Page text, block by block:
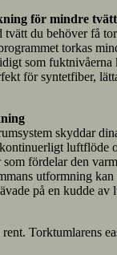
för mindre
du behöver få
torkas
som
för syntetfiber,
skyddar
luftflöde
fördelar den
utformning
på en kudde av
Torktumlarens